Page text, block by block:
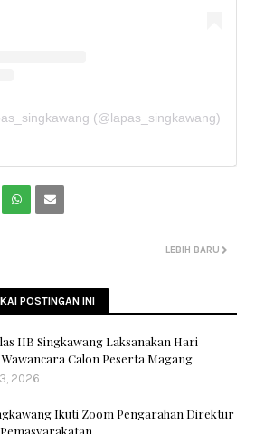
(@lapas_singkawang)
LEBIH BARU
POSTINGAN INI
IIB Singkawang Laksanakan Hari
Calon Peserta Magang
2026
Ikuti Zoom Pengarahan Direktur